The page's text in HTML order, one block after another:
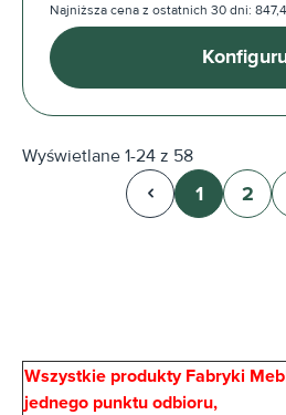
Najniższa cena z ostatnich 30 dni:
Wyświetlane 1-24 z 58
Strona
1 2
Wszystkie produkty Fabryki
jednego punktu odbioru,